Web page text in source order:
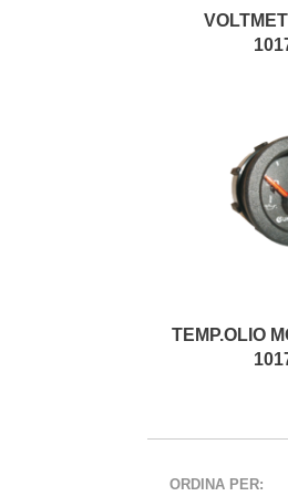
TEMP.OLIO
ORDINA PER: